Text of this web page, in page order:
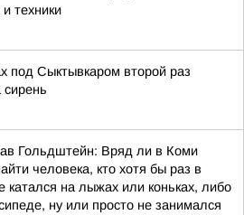
техники
под Сыктывкаром второй раз
сирень
Гольдштейн: Вряд ли в Коми
человека, кто хотя бы раз в
катался на лыжах или коньках, либо
ну или просто не занимался